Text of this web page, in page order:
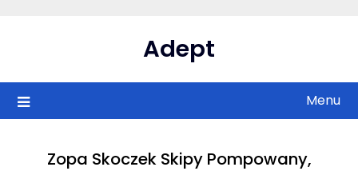
Adept
Menu
Zopa Skoczek Skipy Pompowany,